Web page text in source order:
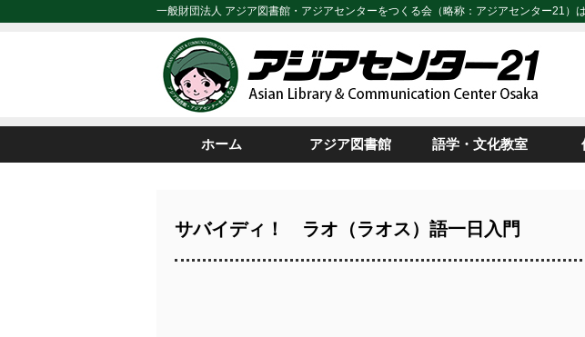
一般財団法人 アジア図書館・アジアセンターをつくる会（略称：アジアセンター21
ホーム アジア図書館 語学・文化教室
サバイディ！ ラオ（ラオス）語一日入門